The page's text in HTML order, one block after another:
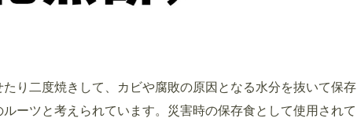
り二度焼きして、カビや腐敗の原因となる水分を抜いて保存
ーツと考えられています。災害時の保存食として使用されて